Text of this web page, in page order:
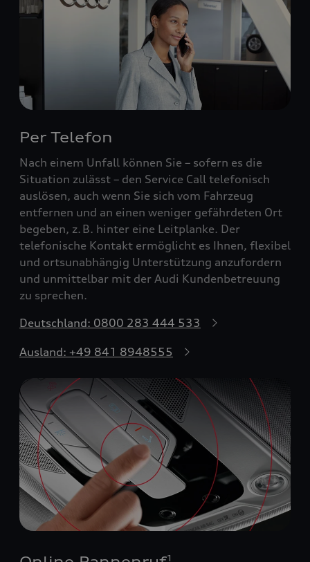
Per Telefon
Nach einem Unfall können Sie – sofern es die
Situation zulässt – den Service Call telefonisch
auslösen, auch wenn Sie sich vom Fahrzeug
entfernen und an einen weniger gefährdeten Ort
begeben, z. B. hinter eine Leitplanke. Der
telefonische Kontakt ermöglicht es Ihnen, flexibel
und ortsunabhängig Unterstützung anzufordern
und unmittelbar mit der Audi Kundenbetreuung
zu sprechen.
Deutschland: 0800 283 444 533
Ausland: +49 841 8948555
1